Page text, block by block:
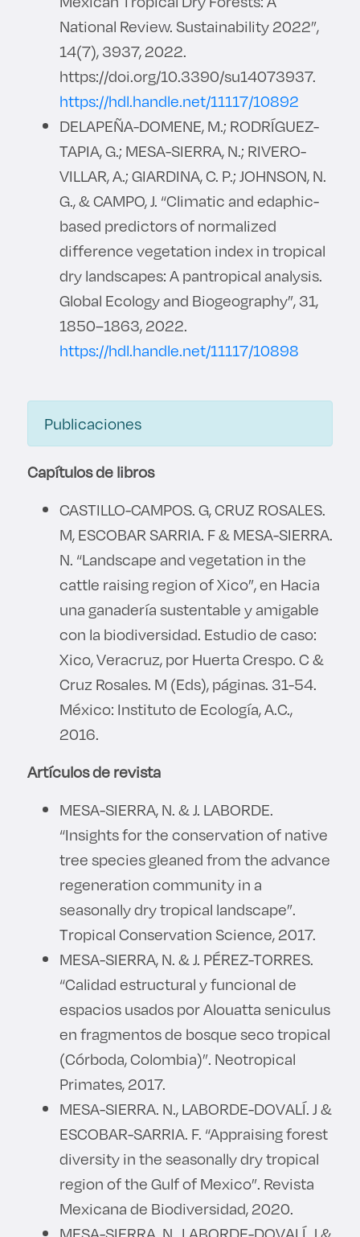
National Review. Sustainability 2022”,
14(7), 3937, 2022.
https://doi.org/10.3390/su14073937.
https://hdl.handle.net/11117/10892
DELAPEÑA-DOMENE, M.; RODRÍGUEZ-
TAPIA, G.; MESA-SIERRA, N.; RIVERO-
VILLAR, A.; GIARDINA, C. P.; JOHNSON, N.
G., & CAMPO, J. “Climatic and edaphic-
based predictors of normalized
difference vegetation index in tropical
dry landscapes: A pantropical analysis.
Global Ecology and Biogeography”, 31,
1850–1863, 2022.
https://hdl.handle.net/11117/10898
Publicaciones
Capítulos de libros
CASTILLO-CAMPOS. G, CRUZ ROSALES.
M, ESCOBAR SARRIA. F & MESA-SIERRA.
N. “Landscape and vegetation in the
cattle raising region of Xico”, en Hacia
una ganadería sustentable y amigable
con la biodiversidad. Estudio de caso:
Xico, Veracruz, por Huerta Crespo. C &
Cruz Rosales. M (Eds), páginas. 31-54.
México: Instituto de Ecología, A.C.,
2016.
Artículos de revista
MESA-SIERRA, N. & J. LABORDE.
“Insights for the conservation of native
tree species gleaned from the advance
regeneration community in a
seasonally dry tropical landscape”.
Tropical Conservation Science, 2017.
MESA-SIERRA, N. & J. PÉREZ-TORRES.
“Calidad estructural y funcional de
espacios usados por Alouatta seniculus
en fragmentos de bosque seco tropical
(Córboda, Colombia)”. Neotropical
Primates, 2017.
MESA-SIERRA. N., LABORDE-DOVALÍ. J &
ESCOBAR-SARRIA. F. “Appraising forest
diversity in the seasonally dry tropical
region of the Gulf of Mexico”. Revista
Mexicana de Biodiversidad, 2020.